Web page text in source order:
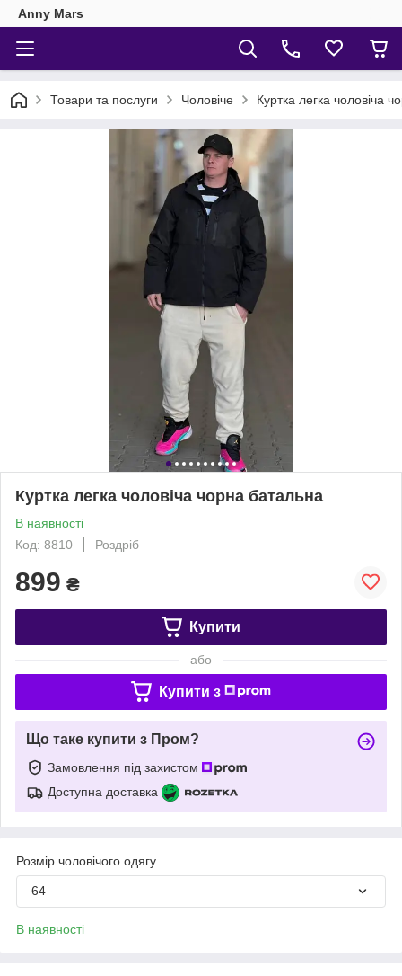
Anny Mars
Товари та послуги Чоловіче Куртка легка чоловіча
Куртка легка чоловіча чорна батальна
В наявності
Код: 8810
Роздріб
899 ₴
Купити
або
Купити з
Що таке купити з Пром?
Замовлення під захистом
Доступна доставка
Розмір чоловічого одягу
64
В наявності